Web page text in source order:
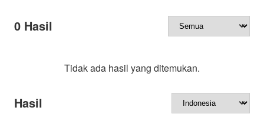
0 Hasil
Tidak ada hasil yang ditemukan.
Hasil